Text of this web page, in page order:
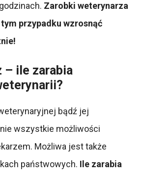
Zarobki weterynarza
przypadku wzrosnąć
– ile zarabia
bądź jej
wszystkie możliwości
Możliwa jest także
państwowych. Ile zarabia